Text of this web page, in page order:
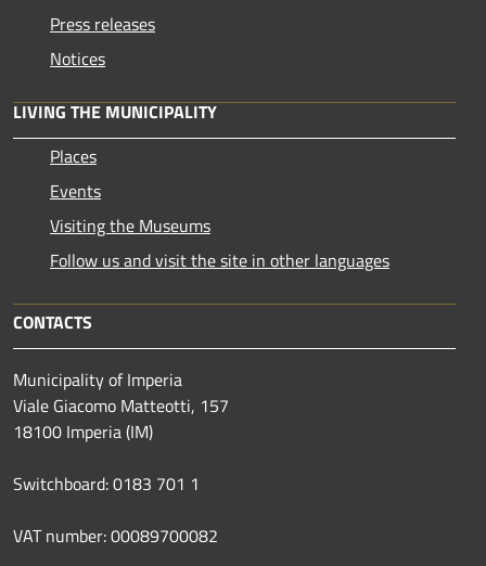
Press releases
Notices
LIVING THE MUNICIPALITY
Places
Events
Visiting the Museums
Follow us and visit the site in other languages
CONTACTS
Municipality of Imperia
Viale Giacomo Matteotti, 157
18100 Imperia (IM)
Switchboard: 0183 701 1
VAT number: 00089700082